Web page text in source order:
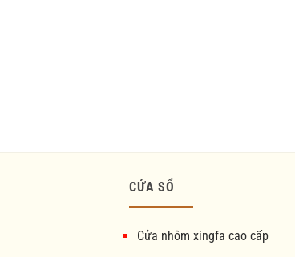
CỬA SỔ
Cửa nhôm xingfa cao cấp